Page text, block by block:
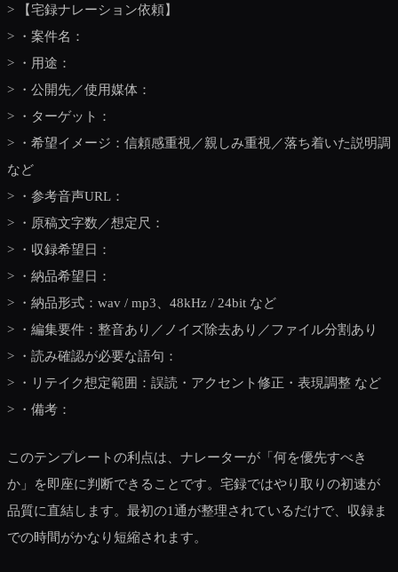
> 【宅録ナレーション依頼】
> ・案件名：
> ・用途：
> ・公開先／使用媒体：
> ・ターゲット：
> ・希望イメージ：信頼感重視／親しみ重視／落ち着いた説明調
など
> ・参考音声URL：
> ・原稿文字数／想定尺：
> ・収録希望日：
> ・納品希望日：
> ・納品形式：wav / mp3、48kHz / 24bit など
> ・編集要件：整音あり／ノイズ除去あり／ファイル分割あり
> ・読み確認が必要な語句：
> ・リテイク想定範囲：誤読・アクセント修正・表現調整 など
> ・備考：
このテンプレートの利点は、ナレーターが「何を優先すべき
か」を即座に判断できることです。宅録ではやり取りの初速が
品質に直結します。最初の1通が整理されているだけで、収録ま
での時間がかなり短縮されます。